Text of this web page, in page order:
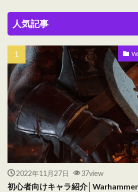
人気記事
2022年11月27日 37view
初心者向けキャラ紹介